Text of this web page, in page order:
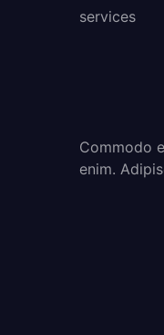
services
Commodo
enim.